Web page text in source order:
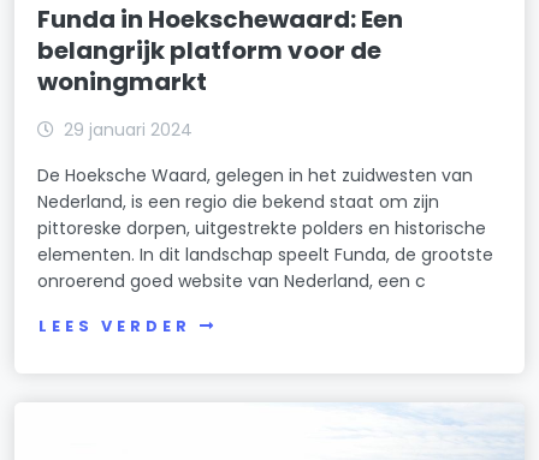
Funda in Hoekschewaard: Een
belangrijk platform voor de
woningmarkt
29 januari 2024
De Hoeksche Waard, gelegen in het zuidwesten van
Nederland, is een regio die bekend staat om zijn
pittoreske dorpen, uitgestrekte polders en historische
elementen. In dit landschap speelt Funda, de grootste
onroerend goed website van Nederland, een c
LEES VERDER